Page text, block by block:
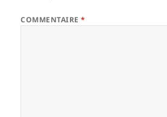
COMMENTAIRE*